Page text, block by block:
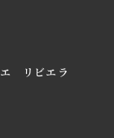
エ リビエラ